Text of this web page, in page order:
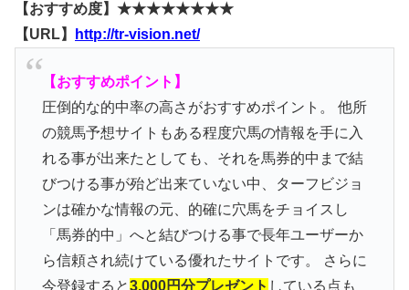
【おすすめ度】★★★★★★★★
【URL】
http://tr-vision.net/
【おすすめポイント】
圧倒的な的中率の高さがおすすめポイント。 他所
の競馬予想サイトもある程度穴馬の情報を手に入
れる事が出来たとしても、それを馬券的中まで結
びつける事が殆ど出来ていない中、ターフビジョ
ンは確かな情報の元、的確に穴馬をチョイスし
「馬券的中」へと結びつける事で長年ユーザーか
ら信頼され続けている優れたサイトです。 さらに
今登録すると3,000円分プレゼント している点も